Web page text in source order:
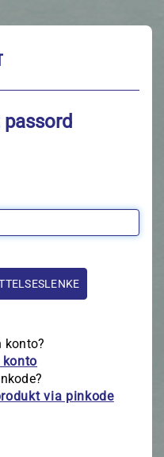
konto?
konto
via pinkode